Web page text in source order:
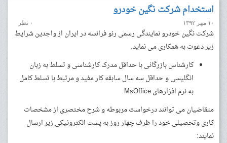
استخدام شرکت نگین خودرو
۱۰ مهر ۱۳۹۲ ۰ نظر
شرکت نگین خودرو نمایندگی رسمی رنو فرانسه در ایران از واجدین شرایط
زیر دعوت به همکاری می نماید.
کارشناس بازرگانی با حداقل مدرک کارشناسی و تسلط به زبان
انگلیسی و حداقل سه سال سابقه کار مفید و مرتبط با تسلط کامل
به نرم افزارهای MsOffice
متقاضیان می توانند درخواست مربوطه و شرح مختصری از مشخصات
کاری وتحصیلی خود را ظرف چهار روز به پست الکترونیکی زیر ارسال
نمایند: